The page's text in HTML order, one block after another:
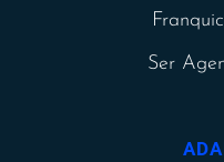
Ser